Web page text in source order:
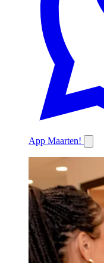
App Maarten!